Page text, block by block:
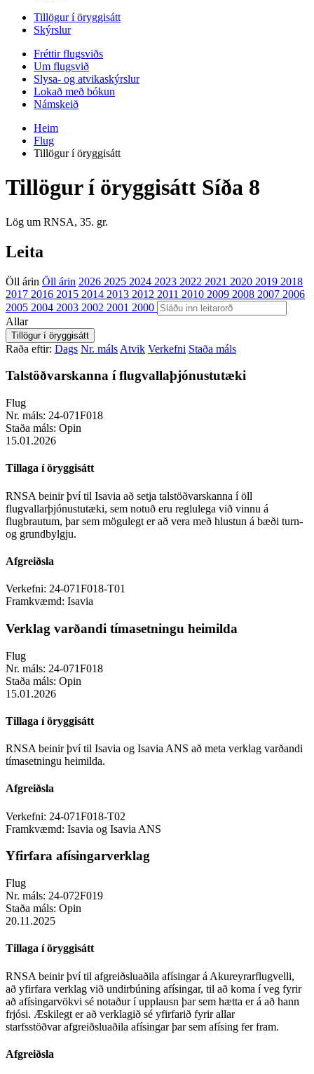
Tillögur í öryggisátt
Skýrslur
Fréttir flugsviðs
Um flugsvið
Slysa- og atvikaskýrslur
Lokað með bókun
Námskeið
Heim
Flug
Tillögur í öryggisátt
Tillögur í öryggisátt Síða 8
Lög um RNSA, 35. gr.
Leita
Öll árin Öll árin 2026 2025 2024 2023 2022 2021 2020 2019 2018
2017 2016 2015 2014 2013 2012 2011 2010 2009 2008 2007 2006
2005 2004 2003 2002 2001 2000
Allar
Raða eftir: Dags Nr. máls Atvik Verkefni Staða máls
Talstöðvarskanna í flugvallaþjónustutæki
Flug
Nr. máls: 24-071F018
Staða máls: Opin
15.01.2026
Tillaga í öryggisátt
RNSA beinir því til Isavia að setja talstöðvarskanna í öll
flugvallarþjónustutæki, sem notuð eru reglulega við vinnu á
flugbrautum, þar sem mögulegt er að vera með hlustun á bæði turn-
og grundbylgju.
Afgreiðsla
Verkefni: 24-071F018-T01
Framkvæmd: Isavia
Verklag varðandi tímasetningu heimilda
Flug
Nr. máls: 24-071F018
Staða máls: Opin
15.01.2026
Tillaga í öryggisátt
RNSA beinir því til Isavia og Isavia ANS að meta verklag varðandi
tímasetningu heimilda.
Afgreiðsla
Verkefni: 24-071F018-T02
Framkvæmd: Isavia og Isavia ANS
Yfirfara afísingarverklag
Flug
Nr. máls: 24-072F019
Staða máls: Opin
20.11.2025
Tillaga í öryggisátt
RNSA beinir því til afgreiðsluaðila afísingar á Akureyrarflugvelli,
að yfirfara verklag við undirbúning afísingar, til að koma í veg fyrir
að afísingarvökvi sé notaður í upplausn þar sem hætta er á að hann
frjósi. Æskilegt er að verklagið sé yfirfarið fyrir allar
starfsstöðvar afgreiðsluaðila afísingar þar sem afísing fer fram.
Afgreiðsla